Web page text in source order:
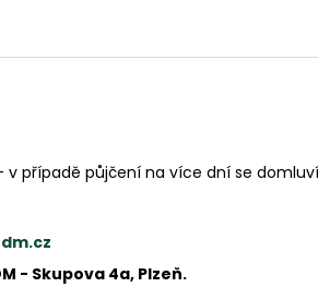
případě půjčení na více dní se
- Skupova 4a, Plzeň.